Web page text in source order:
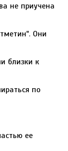
не приучена
Они
близки к
по
ее